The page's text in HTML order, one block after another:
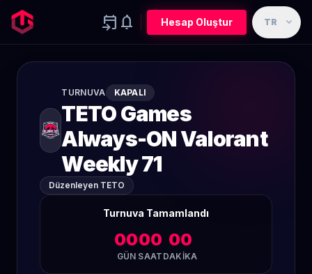
event_upcoming notifications Hesap Oluştur TR expand_more
TURNUVA KAPALI
TETO Games
Always-ON Valorant
Weekly 71
Düzenleyen TETO
Turnuva Tamamlandı
00
GÜN
00
SAAT
00
DAKIKA